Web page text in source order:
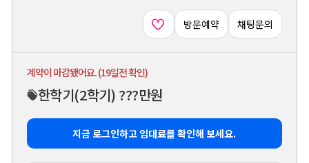
방문예약 채팅문의
계약이 마감됐어요. (19일전 확인)
한학기(2학기) ???만원
지금 로그인하고 임대료를 확인해 보세요.